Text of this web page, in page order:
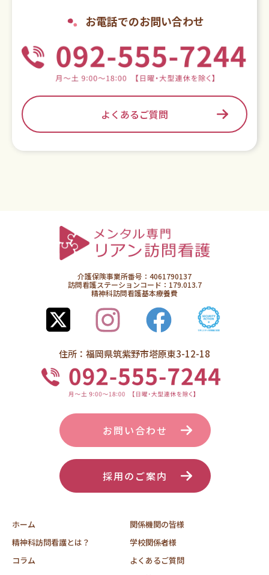
お電話でのお問い合わせ
よくあるご質問
介護保険事業所番号：4061790137
訪問看護ステーションコード：179.013.7
精神科訪問看護基本療養費
住所：福岡県筑紫野市塔原東3-12-18
ホーム
精神科訪問看護とは？
コラム
関係機関の皆様
学校関係者様
よくあるご質問
お問い合わせ
採用のご案内